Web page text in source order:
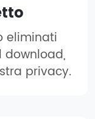
eliminati
privacy.